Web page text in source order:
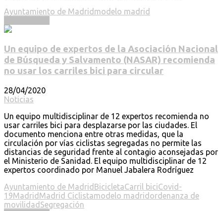
Ayuntamiento de Madrid modelo madrid
Un equipo de expertos de la Asociación Nacional
de Búsqueda y Salvamento (NASAR) recomienda
no usar los carriles bici para circular
28/04/2020
Noticias
Un equipo multidisciplinar de 12 expertos recomienda no
usar carriles bici para desplazarse por las ciudades. El
documento menciona entre otras medidas, que la
circulación por vías ciclistas segregadas no permite las
distancias de seguridad frente al contagio aconsejadas por
el Ministerio de Sanidad. El equipo multidisciplinar de 12
expertos coordinado por Manuel Jabalera Rodríguez
Ayuntamiento de Madrid BicicletaCarril biciCovid-
19Madrid Madrid Ciclistamodelo madrid ordenanza de
movilidad Segregación